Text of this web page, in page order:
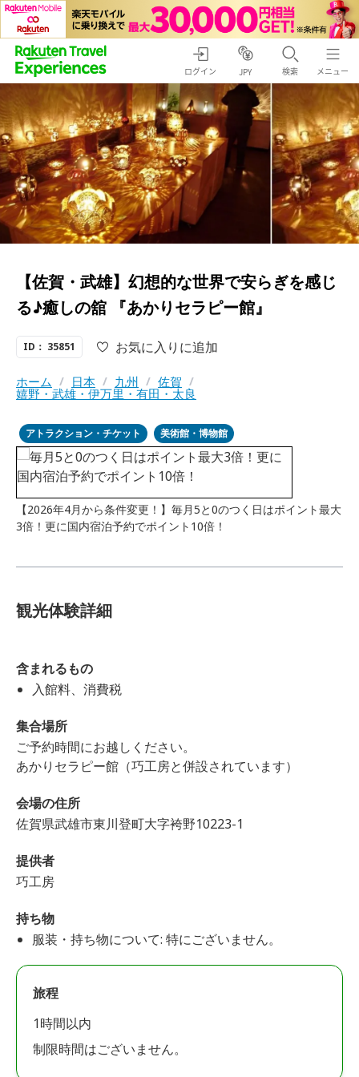
ログイン JPY 検索 メニュー
【佐賀・武雄】幻想的な世界で安らぎを感じ
る♪癒しの舘 『あかりセラピー館』
ID： 35851 お気に入りに追加
ホーム / 日本 / 九州 / 佐賀 /
嬉野・武雄・伊万里・有田・太良
アトラクション・チケット 美術館・博物館
【2026年4月から条件変更！】毎月5と0のつく日はポイント最大
3倍！更に国内宿泊予約でポイント10倍！
観光体験詳細
含まれるもの
入館料、消費税
集合場所
ご予約時間にお越しください。
あかりセラピー館（巧工房と併設されています）
会場の住所
佐賀県武雄市東川登町大字袴野10223-1
提供者
巧工房
持ち物
服装・持ち物について: 特にございません。
旅程
1時間以内
制限時間はございません。